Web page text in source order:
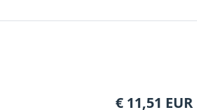
€ 11,51 EUR